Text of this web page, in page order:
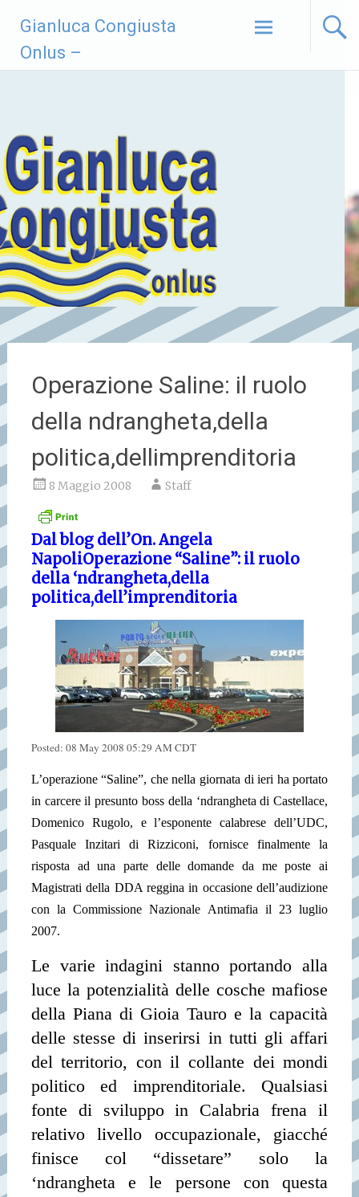
contenuto
Gianluca Congiusta
Onlus –
Operazione Saline: il ruolo
della ndrangheta,della
politica,dellimprenditoria
8 Maggio 2008 Staff
Dal blog dell’On. Angela
NapoliOperazione “Saline”: il ruolo
della ‘ndrangheta,della
politica,dell’imprenditoria
Posted: 08 May 2008 05:29 AM CDT
L’operazione “Saline”, che nella giornata di ieri ha portato
in carcere il presunto boss della ‘ndrangheta di Castellace,
Domenico Rugolo, e l’esponente calabrese dell’UDC,
Pasquale Inzitari di Rizziconi, fornisce finalmente la
risposta ad una parte delle domande da me poste ai
Magistrati della DDA reggina in occasione dell’audizione
con la Commissione Nazionale Antimafia il 23 luglio
2007.
Le varie indagini stanno portando alla
luce la potenzialità delle cosche mafiose
della Piana di Gioia Tauro e la capacità
delle stesse di inserirsi in tutti gli affari
del territorio, con il collante dei mondi
politico ed imprenditoriale. Qualsiasi
fonte di sviluppo in Calabria frena il
relativo livello occupazionale, giacché
finisce col “dissetare” solo la
‘ndrangheta e le persone con questa